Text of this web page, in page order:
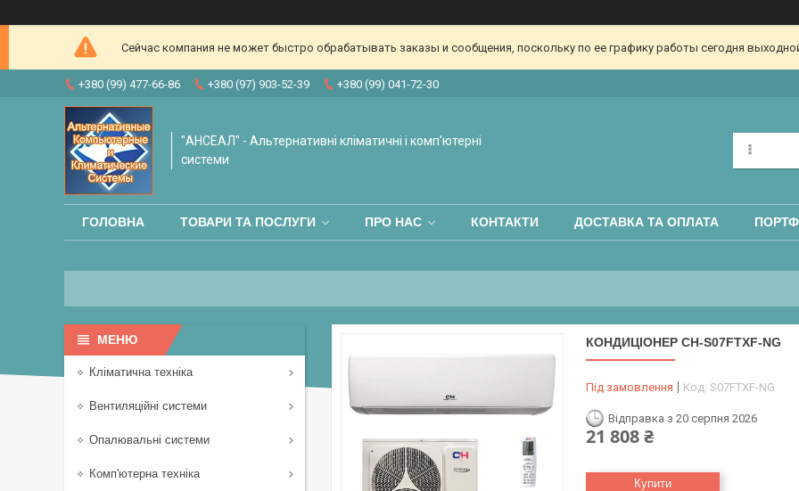
Сейчас компания не может быстро обрабатывать заказы и сообщения, поскольку по ее графику работы сегодня
+380 (99) 477-66-86 +380 (97) 903-52-39 +380 (99) 041-72-30
"АНСЕАЛ" - Альтернативні кліматичні і комп'ютерні
системи
ГОЛОВНА ТОВАРИ ТА ПОСЛУГИ ПРО НАС КОНТАКТИ ДОСТАВКА ТА ОПЛАТА
КОНДИЦІОНЕР CH-S07FTXF-NG
Під замовлення Код: S07FTXF-NG
Відправка з 20 серпня 2026
21 808 ₴
Купити
Кліматична техніка
Вентиляційні системи
Опалювальні системи
Комп'ютерна техніка